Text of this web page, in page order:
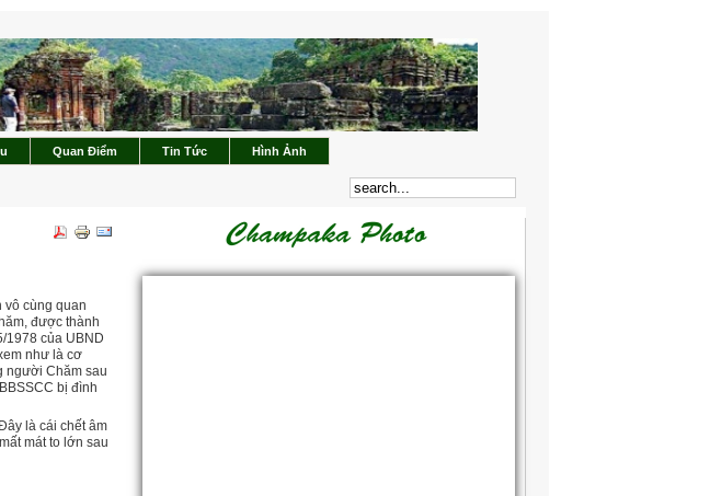
Quan Điểm Tin Tức Hình Ảnh
vô cùng quan
được thành
1978 của UBND
như là cơ
người Chăm sau
bị đình
là cái chết âm
mát to lớn sau